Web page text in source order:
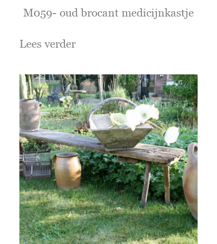
M059- oud brocant medicijnkastje
Lees verder